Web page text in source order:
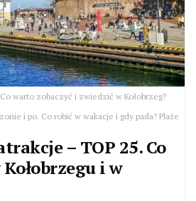
warto zobaczyć i zwiedzić w Kołobrzeg?
i po. Co robić w wakacje i gdy pada? Plaże
– TOP 25. Co
i w